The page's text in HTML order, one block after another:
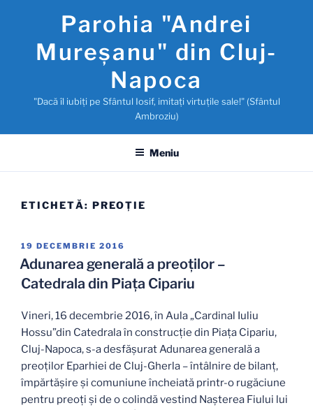
conținut
Parohia "Andrei
Mureşanu" din Cluj-
Napoca
"Dacă îl iubiţi pe Sfântul Iosif, imitaţi virtuţile sale!" (Sfântul
Ambroziu)
Meniu
ETICHETĂ: PREOŢIE
PUBLICAT
PE
19 DECEMBRIE 2016
Adunarea generală a preoților –
Catedrala din Piaţa Cipariu
Vineri, 16 decembrie 2016, în Aula „Cardinal Iuliu
Hossu”din Catedrala în construcţie din Piaţa Cipariu,
Cluj-Napoca, s-a desfăşurat Adunarea generală a
preoţilor Eparhiei de Cluj-Gherla – întâlnire de bilanţ,
împărtăşire şi comuniune încheiată printr-o rugăciune
pentru preoţi şi de o colindă vestind Naşterea Fiului lui